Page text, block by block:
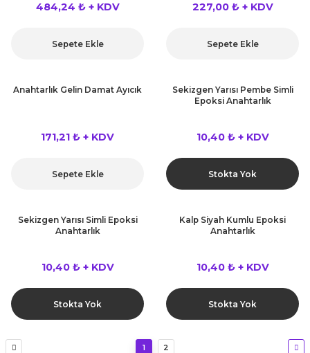
484,24 ₺ + KDV
Sepete Ekle
227,00 ₺ + KDV
Sepete Ekle
Anahtarlık Gelin Damat Ayıcık
171,21 ₺ + KDV
Sepete Ekle
Sekizgen Yarısı Pembe Simli
Epoksi Anahtarlık
10,40 ₺ + KDV
Stokta Yok
Sekizgen Yarısı Simli Epoksi
Anahtarlık
10,40 ₺ + KDV
Stokta Yok
Kalp Siyah Kumlu Epoksi
Anahtarlık
10,40 ₺ + KDV
Stokta Yok
1 2